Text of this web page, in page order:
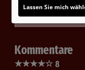
Trailer 1 | Trailer-
Kommentare
★★★★☆ 8
Lassen Sie mich